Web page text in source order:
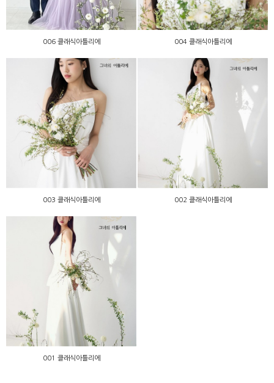
006 클래식아틀리에 004 클래식아틀리에
003 클래식아틀리에
003 클래식아틀리에
002 클래식아틀리에
002 클래식아틀리에
001 클래식아틀리에
001 클래식아틀리에